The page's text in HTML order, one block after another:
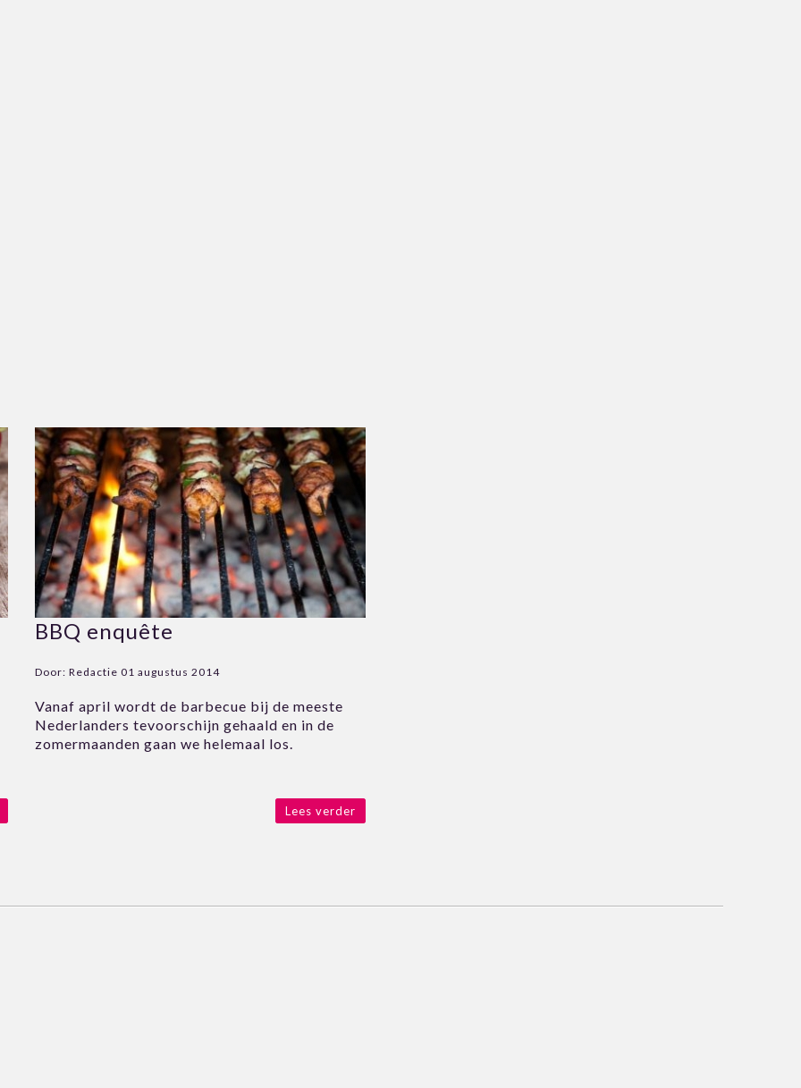
BBQ enquête
Door: Redactie 01 augustus 2014
Vanaf april wordt de barbecue bij de meeste
Nederlanders tevoorschijn gehaald en in de
zomermaanden gaan we helemaal los.
Lees verder